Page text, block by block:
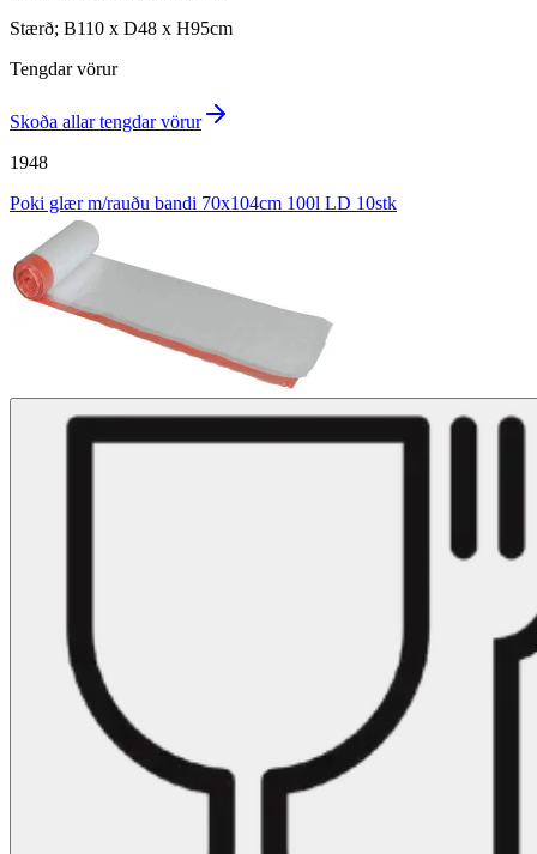
Stærð; B110 x D48 x H95cm
Tengdar vörur
Skoða allar tengdar vörur
1948
Poki glær m/rauðu bandi 70x104cm 100l LD 10stk